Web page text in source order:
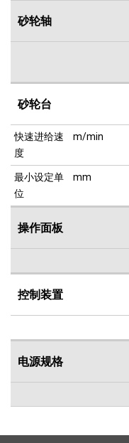
砂轮轴
砂轮台
快速进给速
度
m/min
最小设定单
位
mm
操作面板
控制装置
电源规格